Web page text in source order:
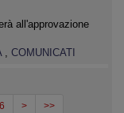
all'approvazione
, COMUNICATI
6 > >>